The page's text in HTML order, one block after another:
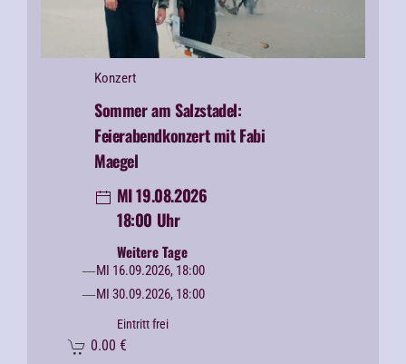
Konzert
Sommer am Salzstadel:
Feierabendkonzert mit Fabi
Maegel
MI 19.08.2026
18:00 Uhr
Weitere Tage
MI 16.09.2026, 18:00
MI 30.09.2026, 18:00
Eintritt frei
0.00 €